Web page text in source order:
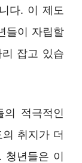
다. 이 제도
들이 자립할
잡고 있습
적극적인
취지가 더
청년들은 이